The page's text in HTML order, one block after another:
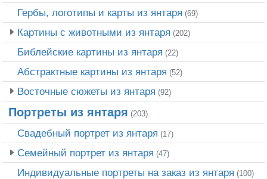
Гербы, логотипы и карты из янтаря (69)
Картины с животными из янтаря (202)
Библейские картины из янтаря (22)
Абстрактные картины из янтаря (52)
Восточные сюжеты из янтаря (92)
Портреты из янтаря (203)
Свадебный портрет из янтаря (17)
Семейный портрет из янтаря (47)
Индивидуальные портреты на заказ из янтаря (100)